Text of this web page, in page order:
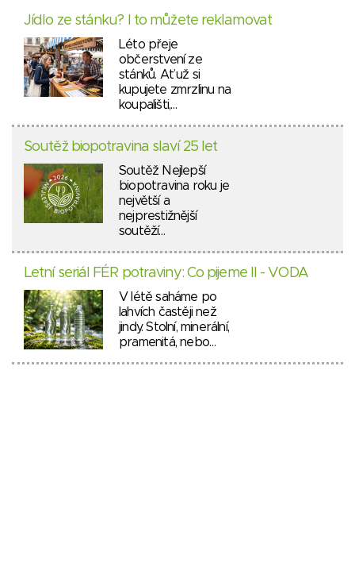
Jídlo ze stánku? I to můžete reklamovat
Léto přeje
občerstvení ze
stánků. Ať už si
kupujete zmrzlinu na
koupališti,…
Soutěž biopotravina slaví 25 let
Soutěž Nejlepší
biopotravina roku je
největší a
nejprestižnější
soutěží…
Letní seriál FÉR potraviny: Co pijeme II - VODA
V létě saháme po
lahvích častěji než
jindy. Stolní, minerální,
pramenitá, nebo…